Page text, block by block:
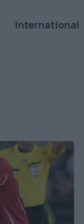
International